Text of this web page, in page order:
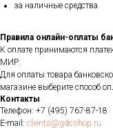
за наличные средства.
Правила онлайн-оплаты
К оплате принимаются
МИР.
Для оплаты товара
магазине выберите способ
Контакты
Телефон: +7 (495) 767-87-18
E-mail: clients@gdcshop.ru